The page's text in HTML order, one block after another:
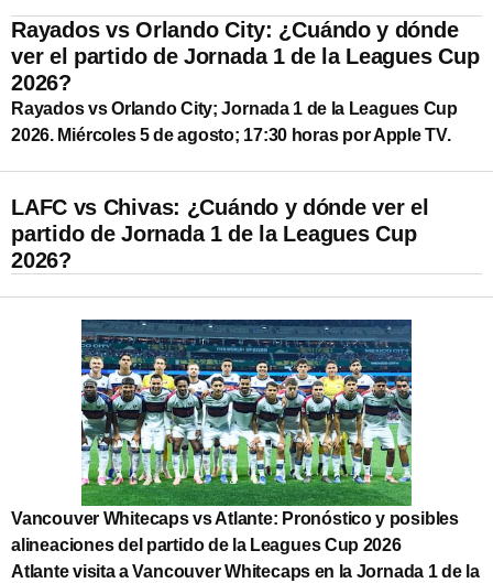
Rayados vs Orlando City: ¿Cuándo y dónde
ver el partido de Jornada 1 de la Leagues Cup
2026?
Rayados vs Orlando City; Jornada 1 de la Leagues Cup
2026. Miércoles 5 de agosto; 17:30 horas por Apple TV.
LAFC vs Chivas: ¿Cuándo y dónde ver el
partido de Jornada 1 de la Leagues Cup
2026?
Vancouver Whitecaps vs Atlante: Pronóstico y posibles
alineaciones del partido de la Leagues Cup 2026
Atlante visita a Vancouver Whitecaps en la Jornada 1 de la